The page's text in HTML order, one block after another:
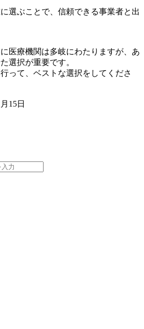
選ぶことで、信頼できる事業者と出
医療機関は多岐にわたりますが、あ
選択が重要です。
って、ベストな選択をしてくださ
15日